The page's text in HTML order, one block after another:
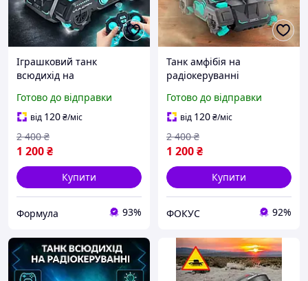
Іграшковий танк
всюдихід на
стріляючий, зі світлом і
звуком, акумуляторний
для дітей
Готово до відправки
від 120₴/міс
1 200₴
2 400 ₴
Купити
Формула 93%
Танк амфібія на
радіокеруванні
стрільбою для дітей танк
з пультом
Готово до відправки
від 120₴/міс
1 200₴
2 400 ₴
Купити
ФОКУС 92%